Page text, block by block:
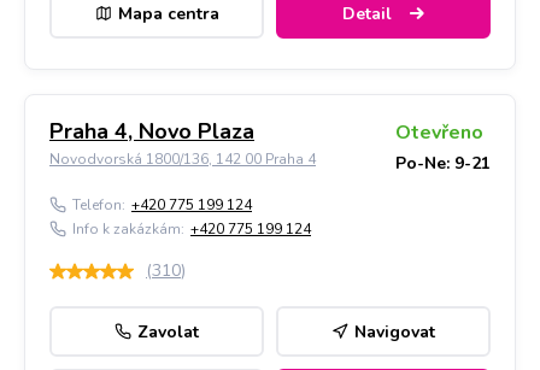
Mapa centra Detail
Praha 4, Novo Plaza
Novodvorská 1800/136, 142 00 Praha 4
Otevřeno
Po-Ne: 9-21
Telefon: +420 775 199 124
Info k zakázkám: +420 775 199 124
(310)
Zavolat Navigovat